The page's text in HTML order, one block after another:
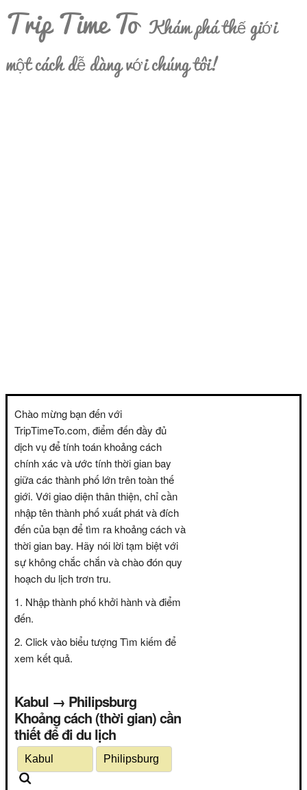
Trip Time To Khám phá thế giới
một cách dễ dàng với chúng tôi!
Chào mừng bạn đến với
TripTimeTo.com, điểm đến đầy đủ
dịch vụ để tính toán khoảng cách
chính xác và ước tính thời gian bay
giữa các thành phố lớn trên toàn thế
giới. Với giao diện thân thiện, chỉ cần
nhập tên thành phố xuất phát và đích
đến của bạn để tìm ra khoảng cách và
thời gian bay. Hãy nói lời tạm biệt với
sự không chắc chắn và chào đón quy
hoạch du lịch trơn tru.
Nhập thành phố khởi hành và điểm
đến.
Click vào biểu tượng Tìm kiếm để
xem kết quả.
Kabul → Philipsburg
Khoảng cách (thời gian) cần
thiết để đi du lịch